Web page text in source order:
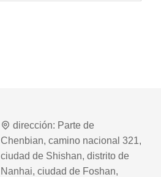
dirección: Parte de
Chenbian, camino nacional 321,
ciudad de Shishan, distrito de
Nanhai, ciudad de Foshan,